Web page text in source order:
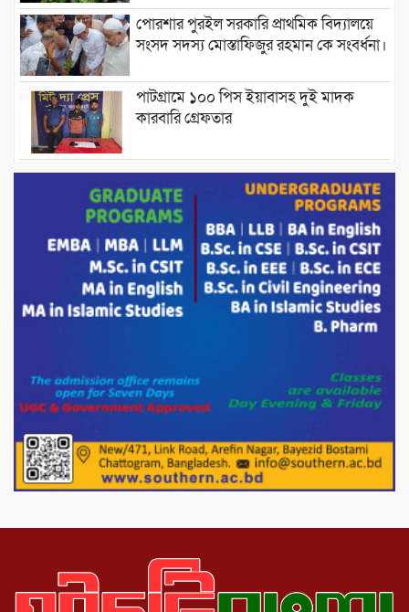
পোরশার পুরইল সরকারি প্রাথমিক বিদ্যালয়ে
সংসদ সদস্য মোস্তাফিজুর রহমান কে সংবর্ধনা।
পাটগ্রামে ১০০ পিস ইয়াবাসহ দুই মাদক
কারবারি গ্রেফতার
ড্যাবের ৩৭তম প্রতিষ্ঠাবার্ষিকীতে প্রধানমন্ত্রী
তারেক রহমান।
চন্দনাইশের হাশিমপুর ৪ নং ওয়ার্ডে ৫’শতাধিক
হতদরিদ্র পরিবারের মাঝে খাদ্যসামগ্রী বিতরণ
করেন মনজুর মোরশেদ
পরিবেশ রক্ষায় পাটগ্রামে ইহসান ইয়ুথ
মিরপুর-১১ নম্বরে দুর্বৃত্তদের গুলিতে বিএনপি
নেতা গুরুতর আহত
পাটগ্রামে চিকিৎসা সেবায় বীর মুক্তিযোদ্ধা দবির
উদ্দিন ফাউন্ডেশন